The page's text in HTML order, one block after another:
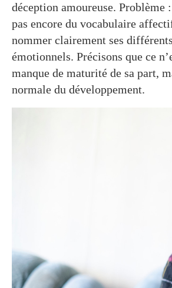
déception amoureuse. Problème
pas encore du vocabulaire
nommer clairement ses
émotionnels. Précisons que ce
manque de maturité de sa part,
normale du développement.